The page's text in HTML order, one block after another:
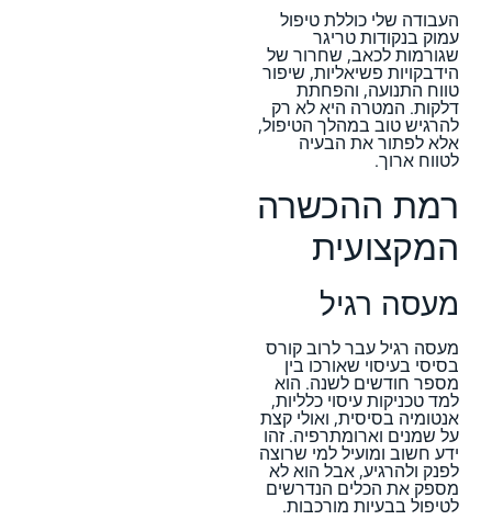
העבודה שלי כוללת טיפול
עמוק בנקודות טריגר
שגורמות לכאב, שחרור של
הידבקויות פשיאליות, שיפור
טווח התנועה, והפחתת
דלקות. המטרה היא לא רק
להרגיש טוב במהלך הטיפול,
אלא לפתור את הבעיה
לטווח ארוך.
רמת ההכשרה
המקצועית
מעסה רגיל
מעסה רגיל עבר לרוב קורס
בסיסי בעיסוי שאורכו בין
מספר חודשים לשנה. הוא
למד טכניקות עיסוי כלליות,
אנטומיה בסיסית, ואולי קצת
על שמנים וארומתרפיה. זהו
ידע חשוב ומועיל למי שרוצה
לפנק ולהרגיע, אבל הוא לא
מספק את הכלים הנדרשים
לטיפול בבעיות מורכבות.